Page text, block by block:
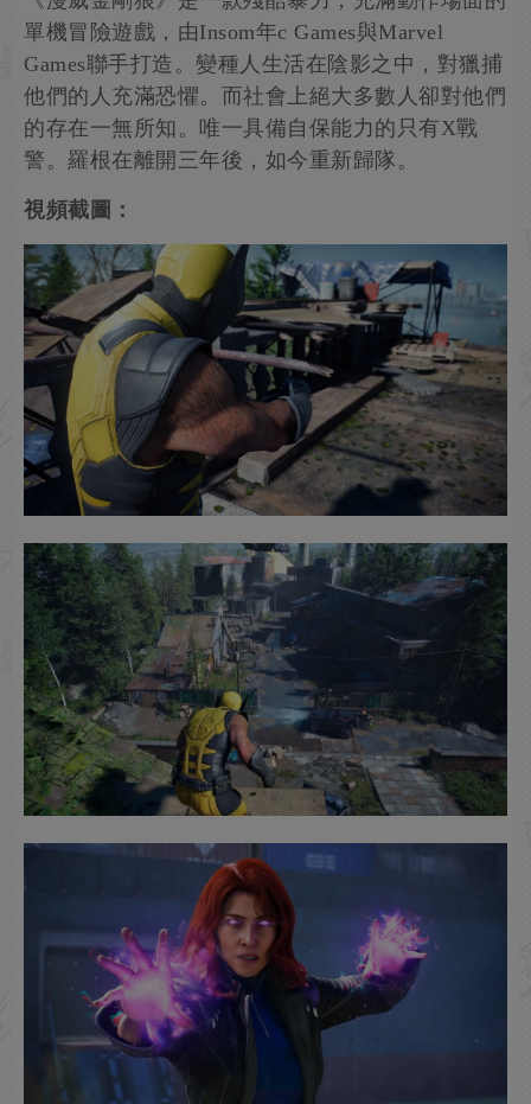
單機冒險遊戲，由Insom年c Games與Marvel
Games聯手打造。變種人生活在陰影之中，對獵捕
他們的人充滿恐懼。而社會上絕大多數人卻對他們
的存在一無所知。唯一具備自保能力的只有X戰
警。羅根在離開三年後，如今重新歸隊。
視頻截圖：